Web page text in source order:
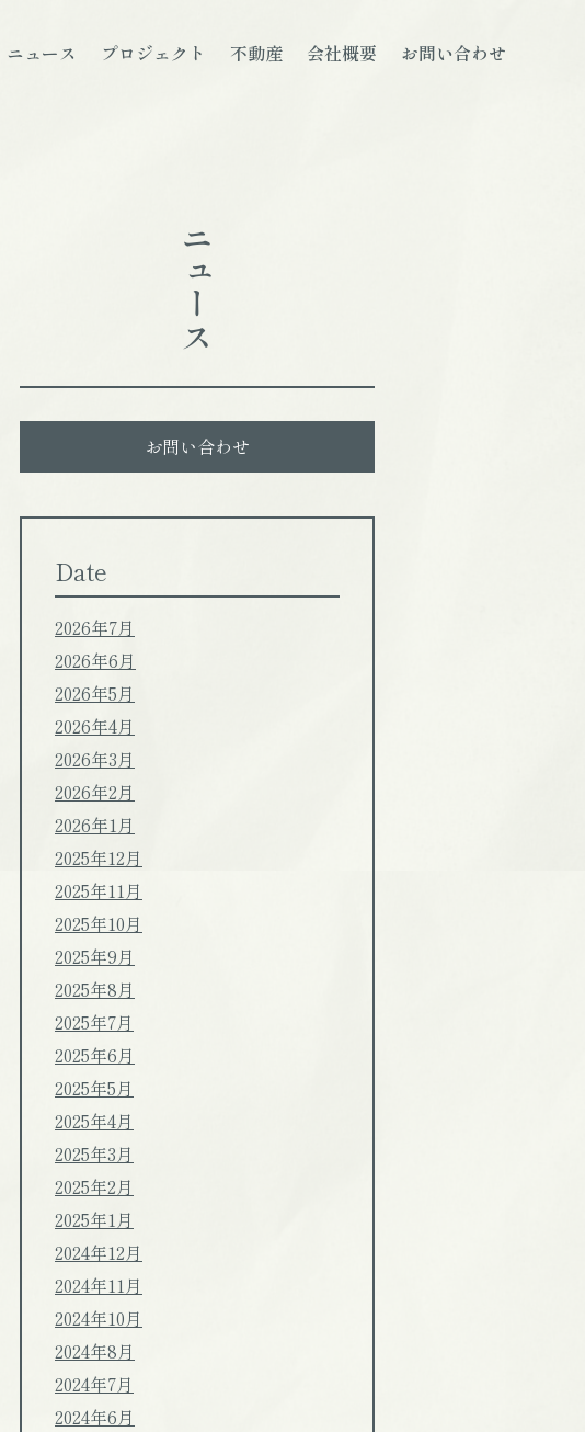
ニュース プロジェクト 不動産 会社概要 お問い合わせ
ニュース
お問い合わせ
Date
2026年7月
2026年6月
2026年5月
2026年4月
2026年3月
2026年2月
2026年1月
2025年12月
2025年11月
2025年10月
2025年9月
2025年8月
2025年7月
2025年6月
2025年5月
2025年4月
2025年3月
2025年2月
2025年1月
2024年12月
2024年11月
2024年10月
2024年8月
2024年7月
2024年6月